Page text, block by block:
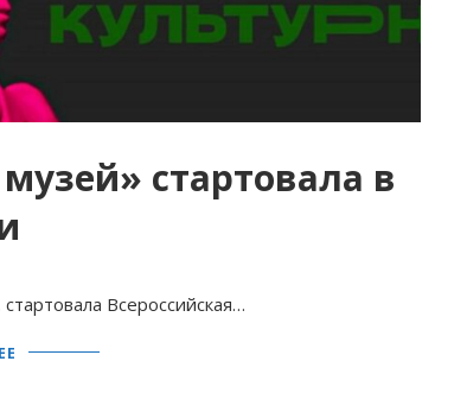
стартовала в
Всероссийская…